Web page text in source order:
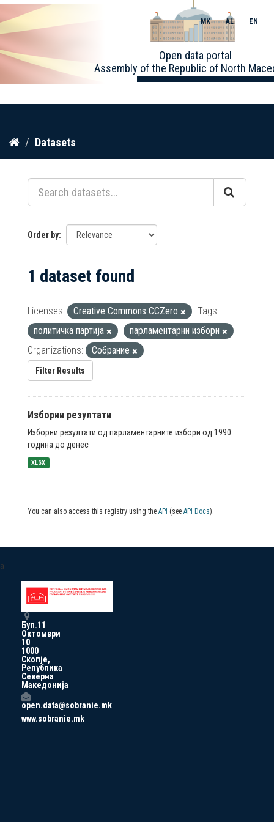
Skip
content
Open data portal
Assembly of the Republic of North
MK AL EN
Datasets
Order by
1 dataset found
Licenses: Creative Commons CCZero
Tags:
политичка партија
парламентарни избори
Organizations:
Собрание
Filter Results
Изборни резултати
Изборни резултати од парламентарните избори од 1990
година до денес
XLSX
You can also access this registry using the API (see API Docs).
a
Бул.11
Октомври
10
1000
Скопје,
Република
Северна
Македонија
open.data@sobranie.mk
www.sobranie.mk